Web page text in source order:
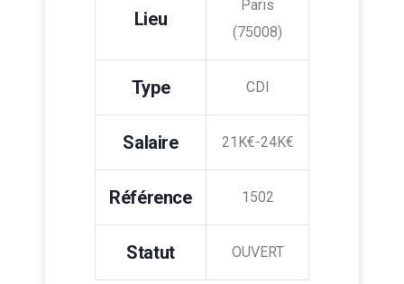
Lieu
Paris
(75008)
Type CDI
Salaire 21K€-24K€
Référence 1502
Statut OUVERT